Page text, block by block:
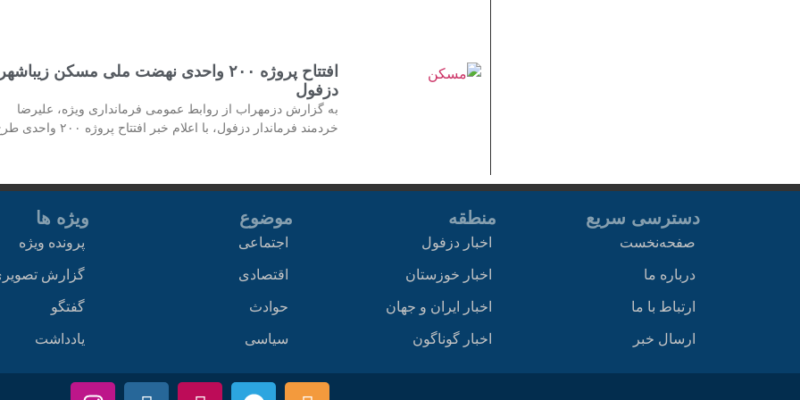
افتتاح پروژه ۲۰۰ واحدی نهضت ملی مسکن
دزفول
به گزارش دزمهراب از روابط عمومی فرمانداری ویژه، علیرضا
خردمند فرماندار دزفول، با اعلام خبر افتتاح پروژه ۲۰۰ واحدی طرح
دسترسی سریع
صفحه‌نخست
درباره ما
ارتباط با ما
ارسال خبر
منطقه
اخبار دزفول
اخبار خوزستان
اخبار ایران و جهان
اخبار گوناگون
موضوع
اجتماعی
اقتصادی
حوادث
سیاسی
ویژه ها
پرونده ویژه
گزارش
گفتگو
یادداشت